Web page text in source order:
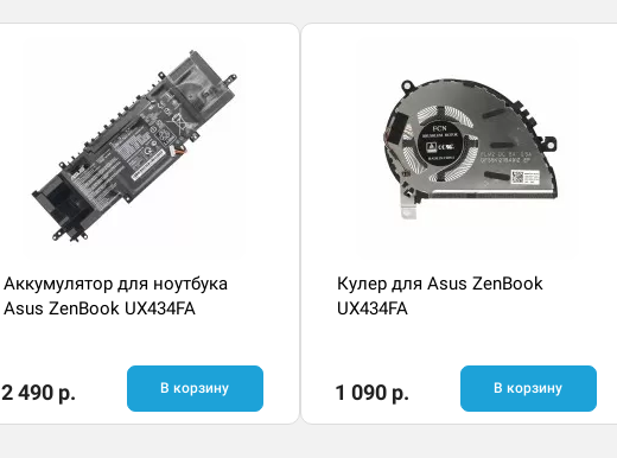
Аккумулятор для ноутбука
Asus ZenBook UX434FA
2 490 р. В корзину
Кулер для Asus ZenBook
UX434FA
1 090 р. В корзину